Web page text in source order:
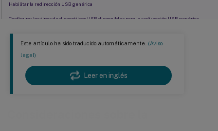
Este artículo ha sido traducido automáticamente. (Aviso
legal)
Leer en inglés
Habilitar la redirección USB genérica
Configurar los tipos de dispositivos USB disponibles para la redirección USB genérica
Usar y quitar dispositivos USB
Controles de seguridad para dispositivos de almacenamiento masivo USB